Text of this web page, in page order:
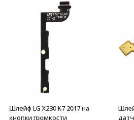
Шлейф LG X230 K7 2017 на
кнопки громкости